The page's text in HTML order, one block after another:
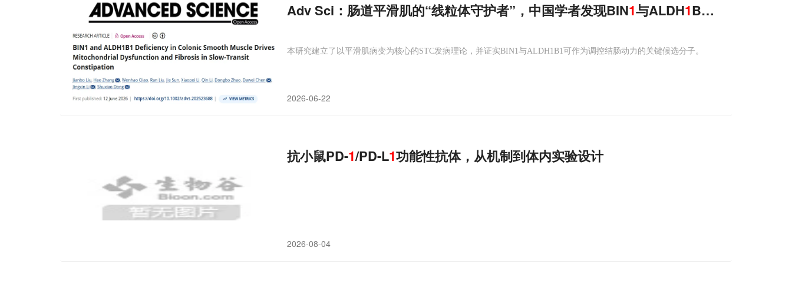
Adv Sci：肠道平滑肌的“线粒体守护者”，中国学者发现BIN1与ALDH1B1缺失如何导致
本研究建立了以平滑肌病变为核心的STC发病理论，并证实BIN1与ALDH1B1可作为调控结肠动力的关键候选分子。
2026-06-22
抗小鼠PD-1/PD-L1功能性抗体，从机制到体内实验设计
2026-08-04